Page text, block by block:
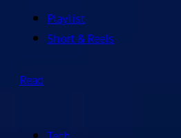
Playlist
Short & Reels
Read